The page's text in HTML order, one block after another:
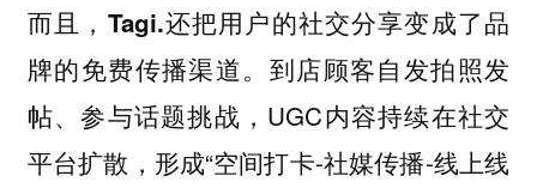
而且，Tagi.还把用户的社交分享变成了品
牌的免费传播渠道。到店顾客自发拍照发
帖、参与话题挑战，UGC内容持续在社交
平台扩散，形成“空间打卡-社媒传播-线上线